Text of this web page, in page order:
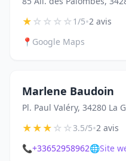
★☆☆☆☆1/5•2 avis
📍 Google Maps
Marlene Baudoin
Pl. Paul Valéry, 34280 La
★★★☆☆3.5/5•2 avis
📞+33652958962🌐Site